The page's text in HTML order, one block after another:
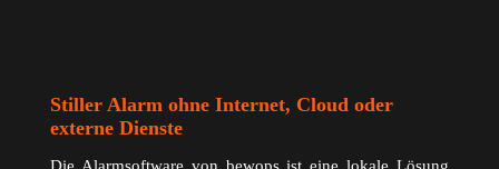
Stiller Alarm ohne Internet, Cloud oder
externe Dienste
Die Alarmsoftware von bewops ist eine lokale Lösung